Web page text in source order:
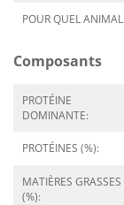
POUR QUEL
Composants
PROTÉINE
DOMINANTE:
PROTÉINES (%):
MATIÈRES GRASSES
(%):